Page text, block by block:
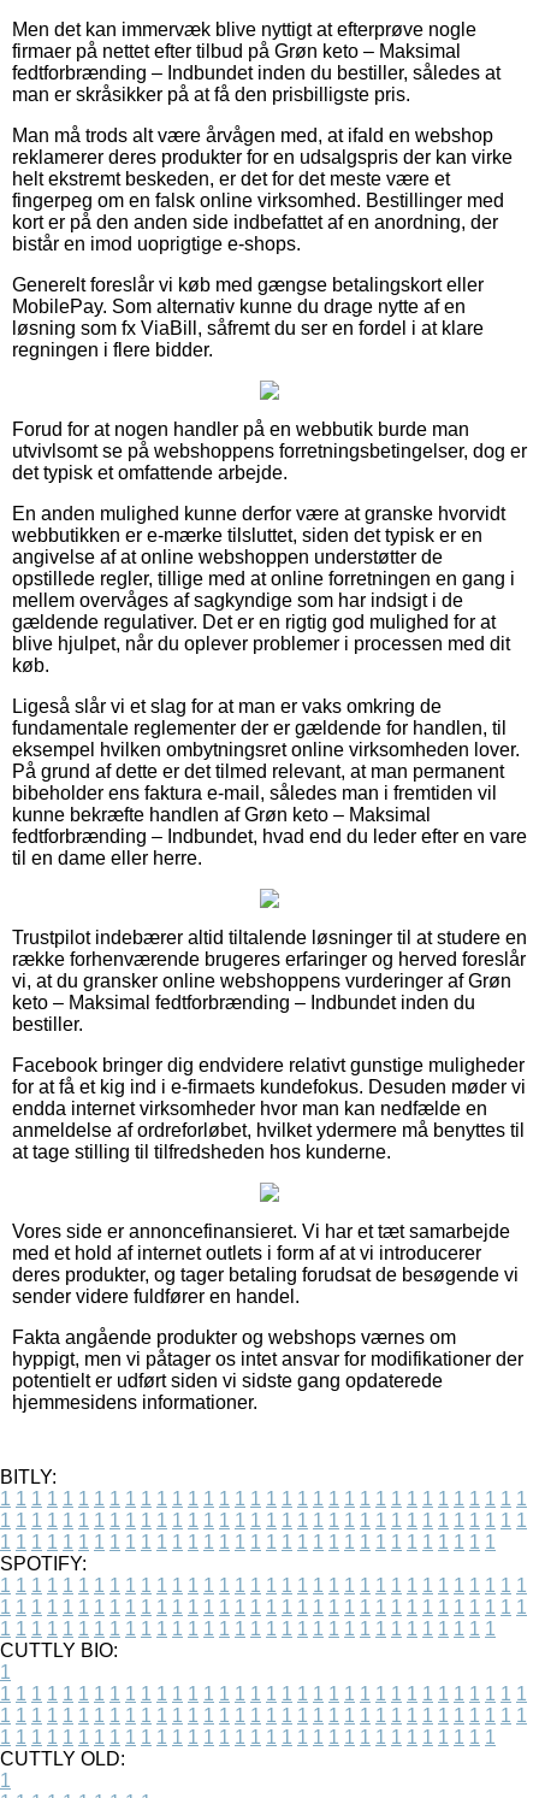
Men det kan immervæk blive nyttigt at efterprøve nogle
firmaer på nettet efter tilbud på Grøn keto – Maksimal
fedtforbrænding – Indbundet inden du bestiller, således at
man er skråsikker på at få den prisbilligste pris.
Man må trods alt være årvågen med, at ifald en webshop
reklamerer deres produkter for en udsalgspris der kan virke
helt ekstremt beskeden, er det for det meste være et
fingerpeg om en falsk online virksomhed. Bestillinger med
kort er på den anden side indbefattet af en anordning, der
bistår en imod uoprigtige e-shops.
Generelt foreslår vi køb med gængse betalingskort eller
MobilePay. Som alternativ kunne du drage nytte af en
løsning som fx ViaBill, såfremt du ser en fordel i at klare
regningen i flere bidder.
Forud for at nogen handler på en webbutik burde man
utvivlsomt se på webshoppens forretningsbetingelser, dog er
det typisk et omfattende arbejde.
En anden mulighed kunne derfor være at granske hvorvidt
webbutikken er e-mærke tilsluttet, siden det typisk er en
angivelse af at online webshoppen understøtter de
opstillede regler, tillige med at online forretningen en gang i
mellem overvåges af sagkyndige som har indsigt i de
gældende regulativer. Det er en rigtig god mulighed for at
blive hjulpet, når du oplever problemer i processen med dit
køb.
Ligeså slår vi et slag for at man er vaks omkring de
fundamentale reglementer der er gældende for handlen, til
eksempel hvilken ombytningsret online virksomheden lover.
På grund af dette er det tilmed relevant, at man permanent
bibeholder ens faktura e-mail, således man i fremtiden vil
kunne bekræfte handlen af Grøn keto – Maksimal
fedtforbrænding – Indbundet, hvad end du leder efter en vare
til en dame eller herre.
Trustpilot indebærer altid tiltalende løsninger til at studere en
række forhenværende brugeres erfaringer og herved foreslår
vi, at du gransker online webshoppens vurderinger af Grøn
keto – Maksimal fedtforbrænding – Indbundet inden du
bestiller.
Facebook bringer dig endvidere relativt gunstige muligheder
for at få et kig ind i e-firmaets kundefokus. Desuden møder vi
endda internet virksomheder hvor man kan nedfælde en
anmeldelse af ordreforløbet, hvilket ydermere må benyttes til
at tage stilling til tilfredsheden hos kunderne.
Vores side er annoncefinansieret. Vi har et tæt samarbejde
med et hold af internet outlets i form af at vi introducerer
deres produkter, og tager betaling forudsat de besøgende vi
sender videre fuldfører en handel.
Fakta angående produkter og webshops værnes om
hyppigt, men vi påtager os intet ansvar for modifikationer der
potentielt er udført siden vi sidste gang opdaterede
hjemmesidens informationer.
BITLY:
1 1 1 1 1 1 1 1 1 1 1 1 1 1 1 1 1 1 1 1 1 1 1 1 1 1 1 1 1 1 1 1 1 1
1 1 1 1 1 1 1 1 1 1 1 1 1 1 1 1 1 1 1 1 1 1 1 1 1 1 1 1 1 1 1 1 1 1
1 1 1 1 1 1 1 1 1 1 1 1 1 1 1 1 1 1 1 1 1 1 1 1 1 1 1 1 1 1 1 1
SPOTIFY:
1 1 1 1 1 1 1 1 1 1 1 1 1 1 1 1 1 1 1 1 1 1 1 1 1 1 1 1 1 1 1 1 1 1
1 1 1 1 1 1 1 1 1 1 1 1 1 1 1 1 1 1 1 1 1 1 1 1 1 1 1 1 1 1 1 1 1 1
1 1 1 1 1 1 1 1 1 1 1 1 1 1 1 1 1 1 1 1 1 1 1 1 1 1 1 1 1 1 1 1
CUTTLY BIO:
1
1 1 1 1 1 1 1 1 1 1 1 1 1 1 1 1 1 1 1 1 1 1 1 1 1 1 1 1 1 1 1 1 1 1
1 1 1 1 1 1 1 1 1 1 1 1 1 1 1 1 1 1 1 1 1 1 1 1 1 1 1 1 1 1 1 1 1 1
1 1 1 1 1 1 1 1 1 1 1 1 1 1 1 1 1 1 1 1 1 1 1 1 1 1 1 1 1 1 1 1
CUTTLY OLD:
1